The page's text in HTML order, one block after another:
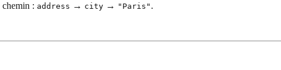
: address → city → "Paris" .